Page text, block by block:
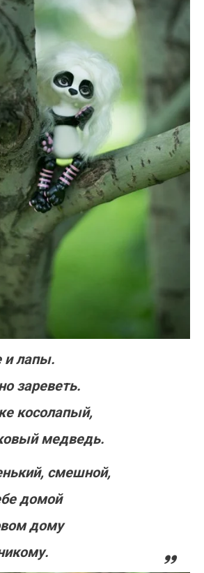
и лапы.
зареветь.
косолапый,
медведь.
смешной,
домой
дому